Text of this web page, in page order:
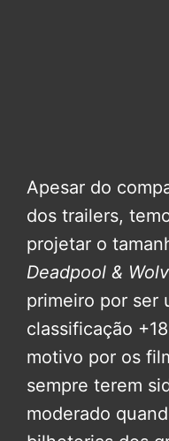
Apesar do
dos trailers,
projetar o
Deadpool &
primeiro por ser
classificação
motivo por os
sempre terem
moderado